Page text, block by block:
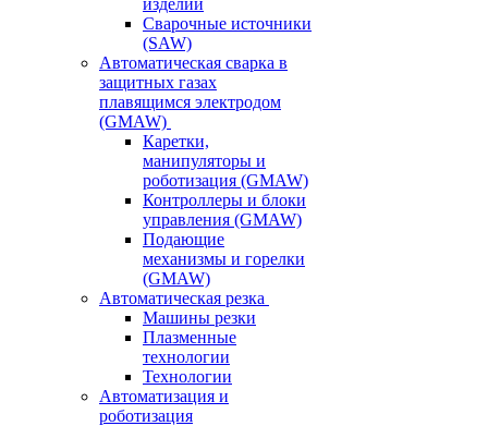
изделий
Сварочные источники
(SAW)
Автоматическая сварка в
защитных газах
плавящимся электродом
(GMAW)
Каретки,
манипуляторы и
роботизация (GMAW)
Контроллеры и блоки
управления (GMAW)
Подающие
механизмы и горелки
(GMAW)
Автоматическая резка
Машины резки
Плазменные
технологии
Технологии
Автоматизация и
роботизация